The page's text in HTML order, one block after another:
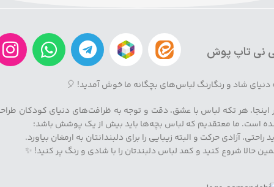
نی تاپ پوش
دنیای شاد و رنگارنگ لباس‌های بچگانه ما خوش آمدید! 🎈
اینجا، هر تکه لباس با عشق، دقت و توجه به ظرافت‌های دنیای کودکان
است. ما معتقدیم که لباس بچه‌ها باید بیش از یک پوشش باشد؛
راحتی، آزادی حرکت و البته زیبایی را برای دلبندانتان به ارمغان بیاورد.
حالا شروع کنید و کمد لباس دلبندتان را با شادی و رنگ پر کنید! ✨